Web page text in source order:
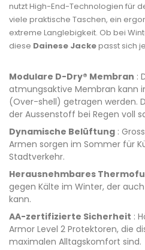
nutzt High-End-Technologien für
viele praktische Taschen, ein
extreme Langlebigkeit. Ob bei
diese Dainese Jackepasst sich
Modulare D-Dry® Membran :
atmungsaktive Membran kann
(Over-shell) getragen werden.
der Aussenstoff bei Regen voll
Dynamische Belüftung :
Armen sorgen im Sommer für
Stadtverkehr.
Herausnehmbares
gegen Kälte im Winter, der
kann.
AA-zertifizierte Sicherheit :
Armor Level 2 Protektoren, die
maximalen Alltagskomfort sind.